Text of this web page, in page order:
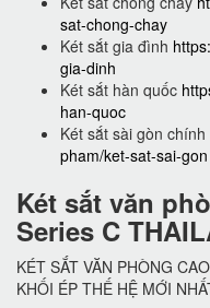
sat-chong-chay
Két sắt gia đình
gia-dinh
Két sắt hàn quốc
han-quoc
Két sắt sài gòn chính
pham/ket-sat-sai-gon
Két sắt văn
Series C
KÉT SẮT VĂN PHÒNG
KHỐI ÉP THẾ HỆ MỚI